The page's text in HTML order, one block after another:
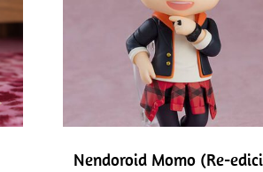
Nendoroid Momo (Re-